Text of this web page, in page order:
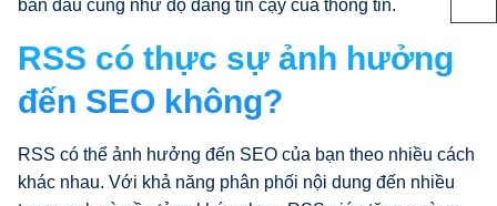
ban đầu cũng như độ đáng tin cậy của thông tin.
RSS có thực sự ảnh hưởng
đến SEO không?
RSS có thể ảnh hưởng đến SEO của bạn theo nhiều cách
khác nhau. Với khả năng phân phối nội dung đến nhiều